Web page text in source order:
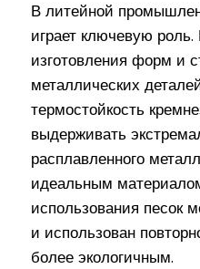
В литейной
играет ключевую
изготовления форм и
металлических
термостойкость
выдерживать
расплавленного
идеальным
использования песок
и использован
более экологичным.